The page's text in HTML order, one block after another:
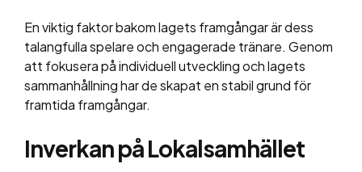
En viktig faktor bakom lagets framgångar är dess
talangfulla spelare och engagerade tränare. Genom
att fokusera på individuell utveckling och lagets
sammanhållning har de skapat en stabil grund för
framtida framgångar.
Inverkan på Lokalsamhället